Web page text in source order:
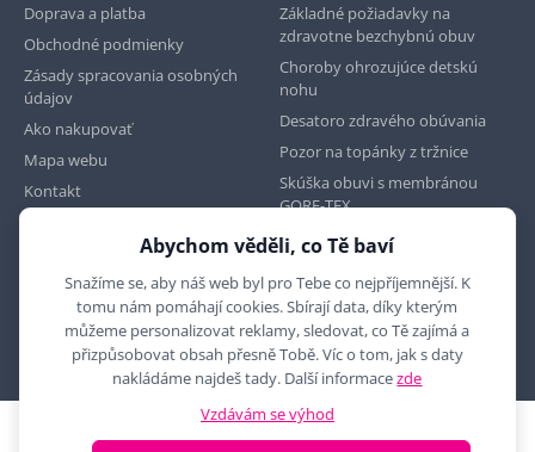
Doprava a platba
Obchodné podmienky
Zásady spracovania osobných
údajov
Ako nakupovať
Mapa webu
Kontakt
Základné požiadavky na
zdravotne bezchybnú obuv
Choroby ohrozujúce detskú
nohu
Desatoro zdravého obúvania
Pozor na topánky z tržnice
Skúška obuvi s membránou
GORE-TEX
Najdete nás na
2010 - 2026 © MYRON MAXX, s.r.o., všechna práva vyhrazena
Abychom věděli, co Tě baví
Snažíme se, aby náš web byl pro Tebe co nejpříjemnější. K
tomu nám pomáhají cookies. Sbírají data, díky kterým
můžeme personalizovat reklamy, sledovat, co Tě zajímá a
přizpůsobovat obsah přesně Tobě. Víc o tom, jak s daty
nakládáme najdeš tady. Další informacezde
Vzdávám se výhod